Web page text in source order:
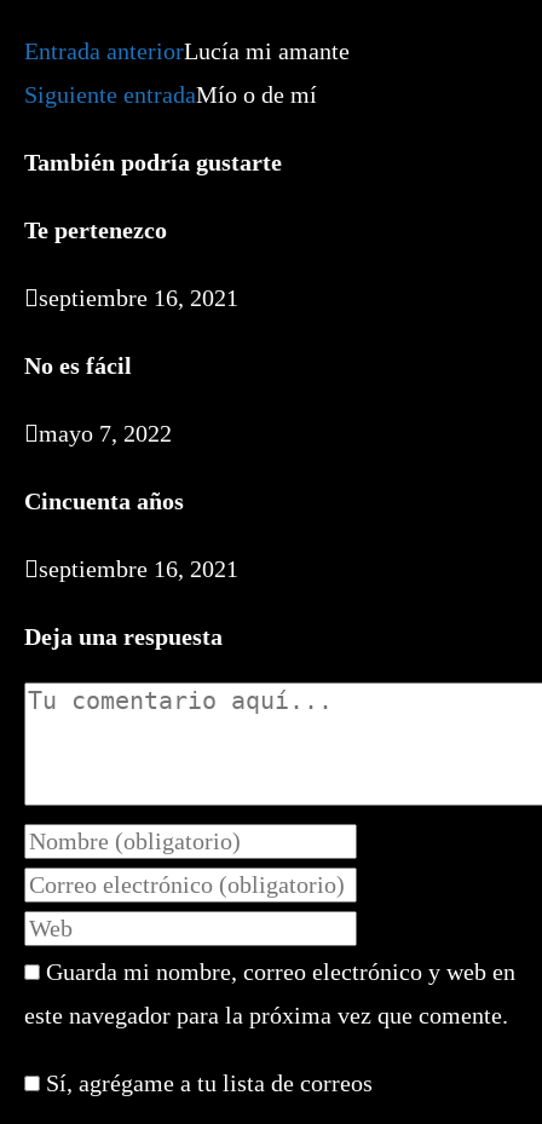
Leer
más
artículos
Entrada anteriorLucía mi amante
Siguiente entradaMío o de mí
También podría gustarte
Te pertenezco
septiembre 16, 2021
No es fácil
mayo 7, 2022
Cincuenta años
septiembre 16, 2021
Deja una respuesta
Comentario
Introduce
tu
nombre
o
de
usuario
comentar
Introduce
tu
dirección
de
electrónico
comentar
Introduce
la
URL
de
web
(opcional)
Guarda mi nombre, correo electrónico y web en
este navegador para la próxima vez que comente.
Sí, agrégame a tu lista de correos